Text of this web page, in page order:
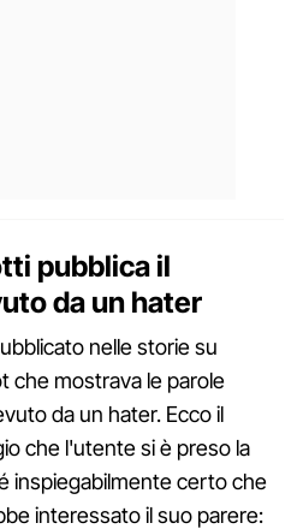
pubblica il
da un hater
nelle storie su
che mostrava le parole
da un hater. Ecco il
che l'utente si è preso la
inspiegabilmente certo che
interessato il suo parere: